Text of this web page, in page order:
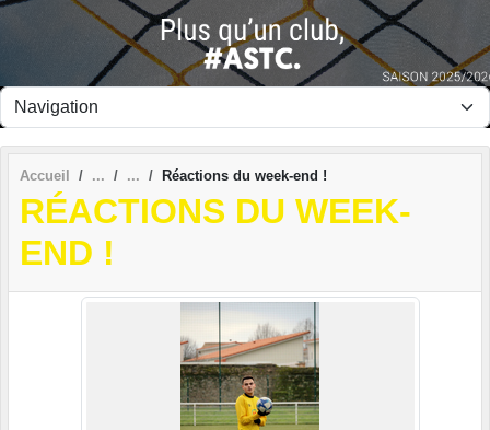
Accueil Réactions du week-end !
RÉACTIONS DU WEEK-
END !
Panneau de gestion des cookies